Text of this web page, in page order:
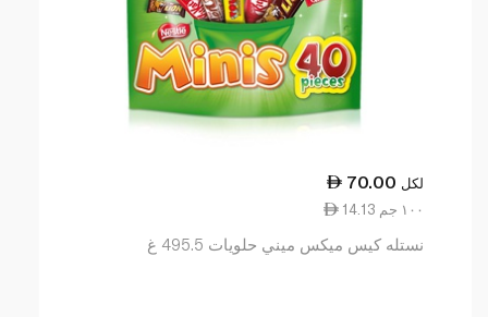
70.00 لكل
14.13 ١٠٠ جم
نستله كيس ميكس ميني حلويات 495.5 غ